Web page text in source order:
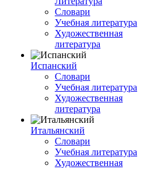
Словари
Учебная литература
Художественная
литература
Испанский
Словари
Учебная литература
Художественная
литература
Итальянский
Словари
Учебная литература
Художественная